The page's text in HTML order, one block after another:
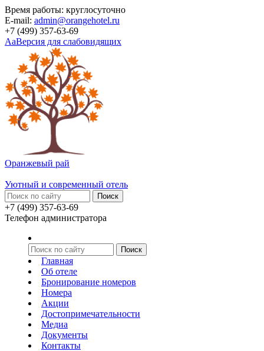
Время работы: круглосуточно
E-mail: admin@orangehotel.ru
+7 (499) 357-63-69
AaВерсия для слабовидящих
Оранжевый рай
Уютный и современный отель
+7 (499) 357-63-69
Телефон администратора
Главная
Об отеле
Бронирование номеров
Номера
Акции
Достопримечательности
Медиа
Документы
Контакты